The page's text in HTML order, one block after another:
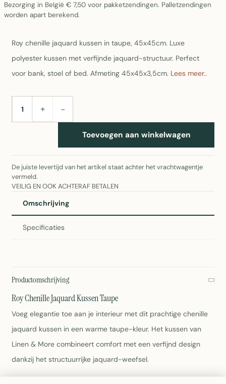
Bezorging in België € 7,50 voor pakketzendingen. Palletzendingen
worden apart berekend.
Roy chenille jaquard kussen in taupe, 45x45cm. Luxe
polyester kussen met verfijnde jaquard-structuur. Perfect
voor bank, stoel of bed. Afmeting 45x45x3,5cm. Lees meer..
AANTAL+ −
Toevoegen aan winkelwagen
De juiste levertijd van het artikel staat achter het vrachtwagentje
vermeld.
VEILIG EN OOK ACHTERAF BETALEN
Omschrijving
Specificaties
Productomschrijving
Roy Chenille Jaquard Kussen Taupe
Voeg elegantie toe aan je interieur met dit prachtige chenille
jaquard kussen in een warme taupe-kleur. Het kussen van
Linen & More combineert comfort met een verfijnd design
dankzij het structuurrijke jaquard-weefsel.